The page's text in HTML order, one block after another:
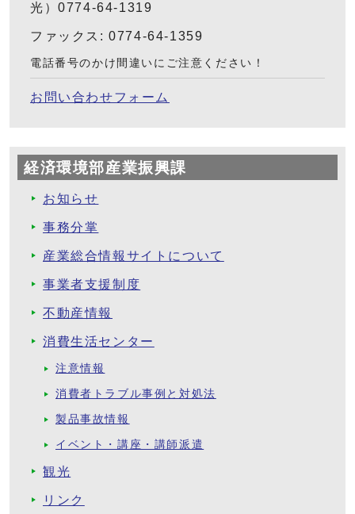
光）0774-64-1319
ファックス: 0774-64-1359
電話番号のかけ間違いにご注意ください！
お問い合わせフォーム
経済環境部産業振興課
お知らせ
事務分掌
産業総合情報サイトについて
事業者支援制度
不動産情報
消費生活センター
注意情報
消費者トラブル事例と対処法
製品事故情報
イベント・講座・講師派遣
観光
リンク